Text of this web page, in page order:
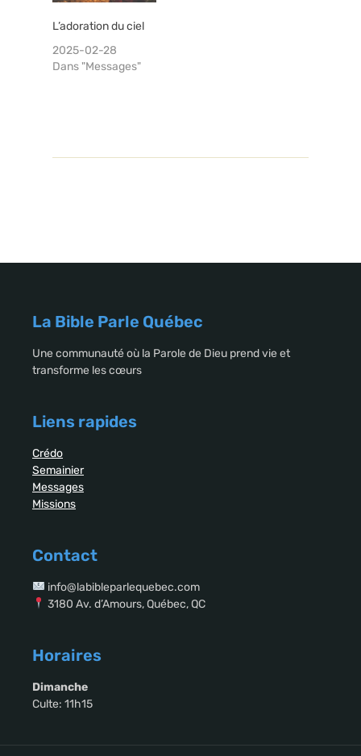
L’adoration du ciel
2025-02-28
Dans "Messages"
La Bible Parle Québec
Une communauté où la Parole de Dieu prend vie et
transforme les cœurs
Liens rapides
Crédo
Semainier
Messages
Missions
Contact
info@labibleparlequebec.com
3180 Av. d’Amours, Québec, QC
Horaires
Dimanche
Culte: 11h15